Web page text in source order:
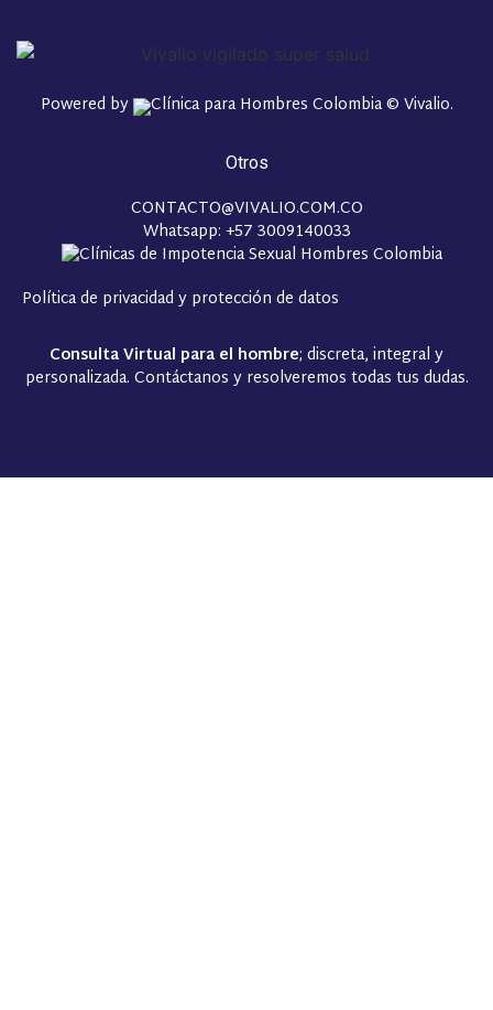
Powered by © Vivalio.
Otros
CONTACTO@VIVALIO.COM.CO
Whatsapp: +57 3009140033
Política de privacidad y protección de datos
Consulta Virtual para el hombre; discreta, integral y
personalizada. Contáctanos y resolveremos todas tus dudas.